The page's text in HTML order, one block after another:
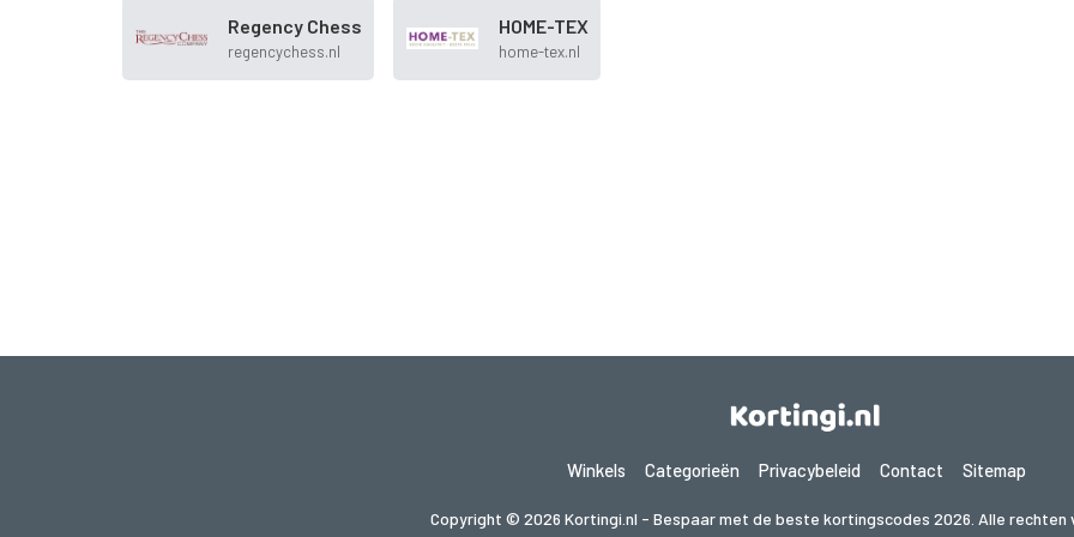
Regency Chess
regencychess.nl
HOME-TEX
home-tex.nl
Winkels Categorieën Privacybeleid Contact Sitemap
Copyright © 2026 Kortingi.nl - Bespaar met de beste kortingscodes 2026. Alle rechten